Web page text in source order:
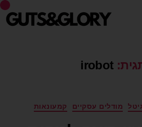
irobot
מודלים עסקיים קמעונאות